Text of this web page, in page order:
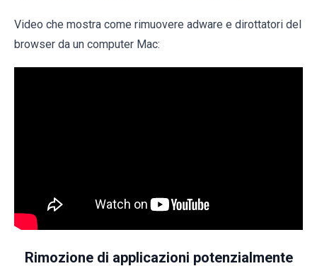
Video che mostra come rimuovere adware e dirottatori del
browser da un computer Mac:
Rimozione di applicazioni potenzialmente